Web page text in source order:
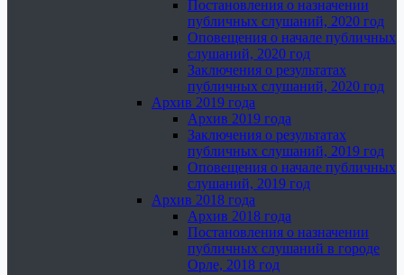
Постановления о назначении
публичных слушаний, 2020 год
Оповещения о начале публичных
слушаний, 2020 год
Заключения о результатах
публичных слушаний, 2020 год
Архив 2019 года
Архив 2019 года
Заключения о результатах
публичных слушаний, 2019 год
Оповещения о начале публичных
слушаний, 2019 год
Архив 2018 года
Архив 2018 года
Постановления о назначении
публичных слушаний в городе
Орле, 2018 год